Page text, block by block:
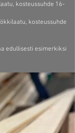
kosteussuhde 16-
kosteussuhde
edullisesti esimerkiksi